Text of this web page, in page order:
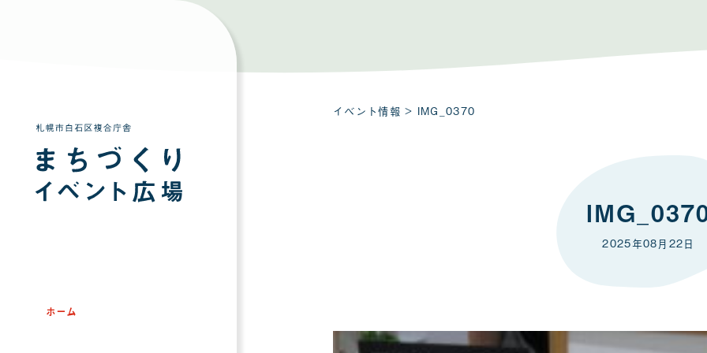
ホーム
イベント情報 > IMG_0370
2025年08月22日